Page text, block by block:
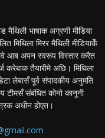
मैथिली भाषाक अग्रणी मीडिया
मिथिला मिरर मैथिली मीडियाकेँ
आब अपन स्वरूप विस्तार करैत
करेबाक तैयारीमे अछि। मिथिला
लेबासँ पूर्व संपादकीय अनुमति
संबंधित कोनो कानूनी
अधीन होएत।